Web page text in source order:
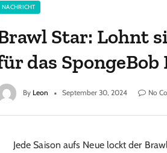
NACHRICHT
Star: Lohnt
das SpongeBob
By Leon September 30, 2024 No
Jede Saison aufs Neue lockt der